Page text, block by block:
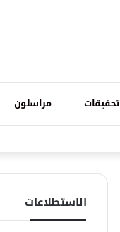
تحقيقات مراسلون
الاستطلاعات